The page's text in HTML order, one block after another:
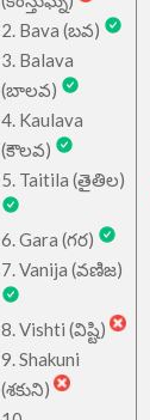
2. Bava (బవ)
3. Balava
(బాలవ)
4. Kaulava
(కౌలవ)
5. Taitila (తైతిల)
6. Gara (గర)
7. Vanija (వణిజ)
8. Vishti (విష్టి)
9. Shakuni
(శకుని)